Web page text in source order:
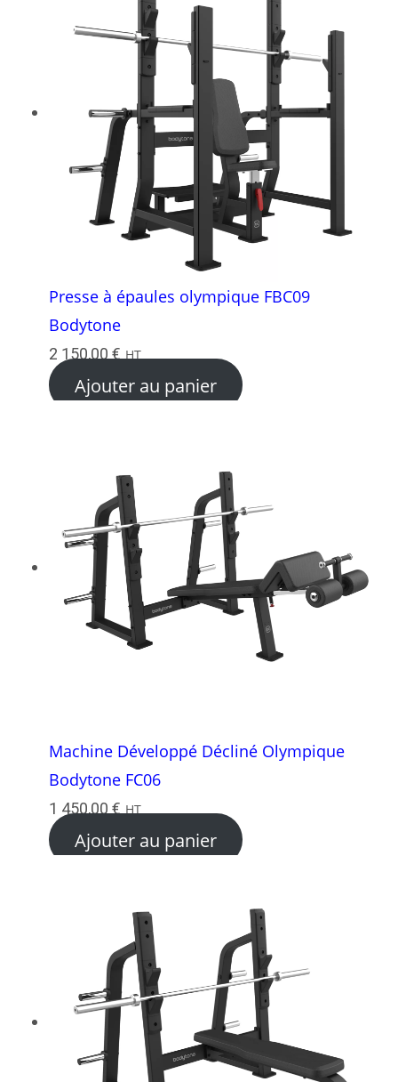
Presse à épaules olympique FBC09
Bodytone
2 150,00 € HT
Ajouter au panier
Machine Développé Décliné Olympique
Bodytone FC06
1 450,00 € HT
Ajouter au panier